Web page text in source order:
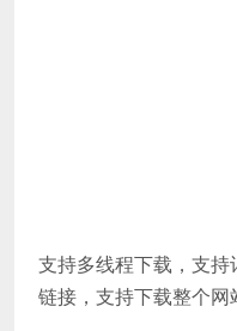
支持多线程下载，支
链接，支持下载整个网